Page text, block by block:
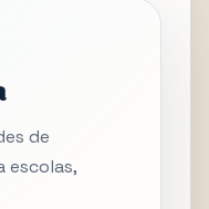
de
escolas,